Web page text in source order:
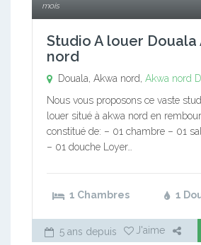
mois
Studio A louer Douala
nord
Douala, Akwa nord, Akwa nord
Nous vous proposons ce vaste
louer situé à akwa nord en
constitué de: – 01 chambre – 01
– 01 douche Loyer…
1 Chambres 1
5 ans depuis J'aime